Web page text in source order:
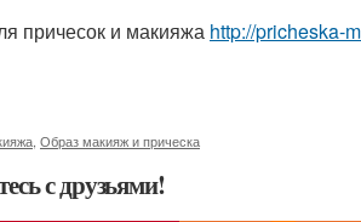
причесок и макияжа http://pricheska-
Образ макияж и прическа
с друзьями!